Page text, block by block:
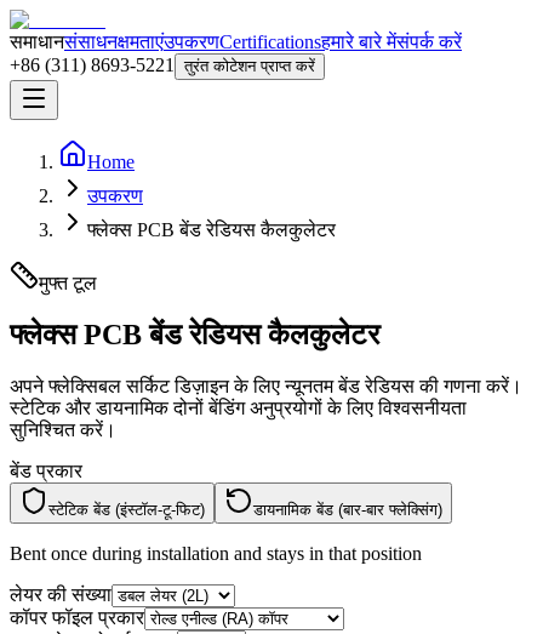
समाधानसंसाधनक्षमताएंउपकरणCertificationsहमारे बारे मेंसंपर्क करें
+86 (311) 8693-5221
तुरंत कोटेशन प्राप्त करें
Home
उपकरण
फ्लेक्स PCB बेंड रेडियस कैलकुलेटर
मुफ्त टूल
फ्लेक्स PCB बेंड रेडियस कैलकुलेटर
अपने फ्लेक्सिबल सर्किट डिज़ाइन के लिए न्यूनतम बेंड रेडियस की गणना करें।
स्टेटिक और डायनामिक दोनों बेंडिंग अनुप्रयोगों के लिए विश्वसनीयता
सुनिश्चित करें।
बेंड प्रकार
स्टेटिक बेंड (इंस्टॉल-टू-फिट) डायनामिक बेंड (बार-बार फ्लेक्सिंग)
Bent once during installation and stays in that position
लेयर की संख्या
कॉपर फॉइल प्रकार